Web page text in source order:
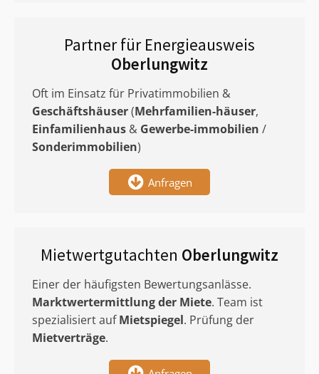
Partner für Energieausweis
Oberlungwitz
Oft im Einsatz für Privatimmobilien &
Geschäftshäuser(Mehrfamilien-häuser,
Einfamilienhaus & Gewerbe-immobilien /
Sonderimmobilien)
Anfragen
Mietwertgutachten Oberlungwitz
Einer der häufigsten Bewertungsanlässe.
Marktwertermittlungder Miete. Team ist
spezialisiert aufMietspiegel. Prüfung der
Mietverträge.